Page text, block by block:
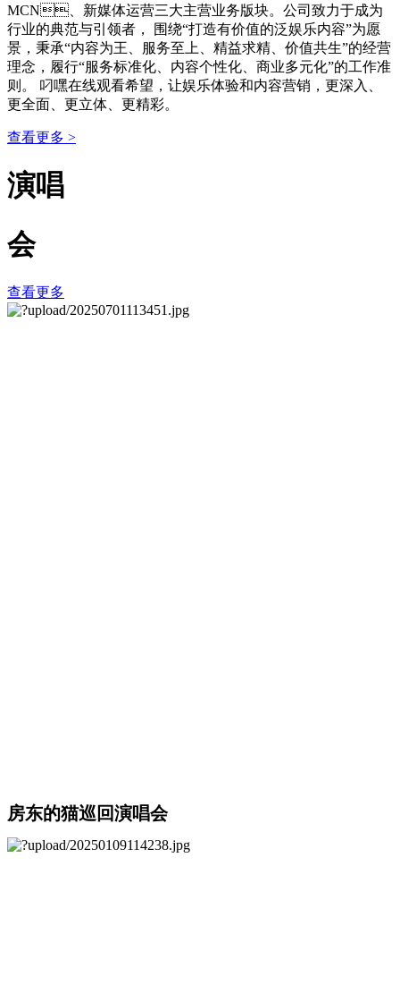
MCN、新媒体运营三大主营业务版块。公司致力于成为
行业的典范与引领者， 围绕“打造有价值的泛娱乐内容”为愿
景，秉承“内容为王、服务至上、精益求精、价值共生”的经营
理念，履行“服务标准化、内容个性化、商业多元化”的工作准
则。 叼嘿在线观看希望，让娱乐体验和内容营销，更深入、
更全面、更立体、更精彩。
查看更多 >
演唱
会
查看更多
房东的猫巡回演唱会